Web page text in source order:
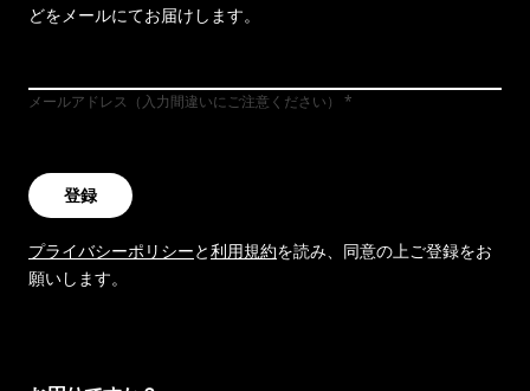
どをメールにてお届けします。
メールアドレス（入力間違いにご注意ください）
登録
プライバシーポリシーと利用規約を読み、同意の上ご登録をお
願いします。